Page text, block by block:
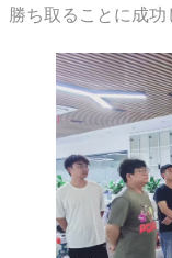
勝ち取ることに成功